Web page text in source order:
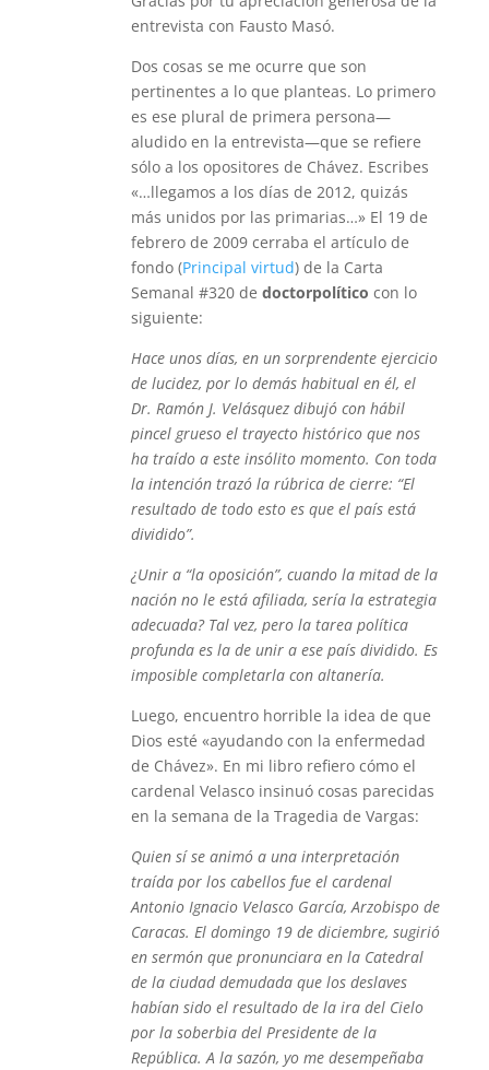
entrevista con Fausto Masó.
Dos cosas se me ocurre que son
pertinentes a lo que planteas. Lo primero
es ese plural de primera persona—
aludido en la entrevista—que se refiere
sólo a los opositores de Chávez. Escribes
«…llegamos a los días de 2012, quizás
más unidos por las primarias…» El 19 de
febrero de 2009 cerraba el artículo de
fondo (Principal virtud) de la Carta
Semanal #320 de doctorpolítico con lo
siguiente:
Hace unos días, en un sorprendente ejercicio
de lucidez, por lo demás habitual en él, el
Dr. Ramón J. Velásquez dibujó con hábil
pincel grueso el trayecto histórico que nos
ha traído a este insólito momento. Con toda
la intención trazó la rúbrica de cierre: “El
resultado de todo esto es que el país está
dividido”.
¿Unir a “la oposición”, cuando la mitad de la
nación no le está afiliada, sería la estrategia
adecuada? Tal vez, pero la tarea política
profunda es la de unir a ese país dividido. Es
imposible completarla con altanería.
Luego, encuentro horrible la idea de que
Dios esté «ayudando con la enfermedad
de Chávez». En mi libro refiero cómo el
cardenal Velasco insinuó cosas parecidas
en la semana de la Tragedia de Vargas:
Quien sí se animó a una interpretación
traída por los cabellos fue el cardenal
Antonio Ignacio Velasco García, Arzobispo de
Caracas. El domingo 19 de diciembre, sugirió
en sermón que pronunciara en la Catedral
de la ciudad demudada que los deslaves
habían sido el resultado de la ira del Cielo
por la soberbia del Presidente de la
República. A la sazón, yo me desempeñaba